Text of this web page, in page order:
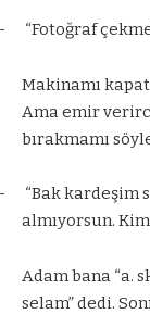
“Fotoğraf
Makinamı
Ama emir
bırakmamı
“Bak kardeşim
almıyorsun.
Adam bana “a.
selam” dedi.